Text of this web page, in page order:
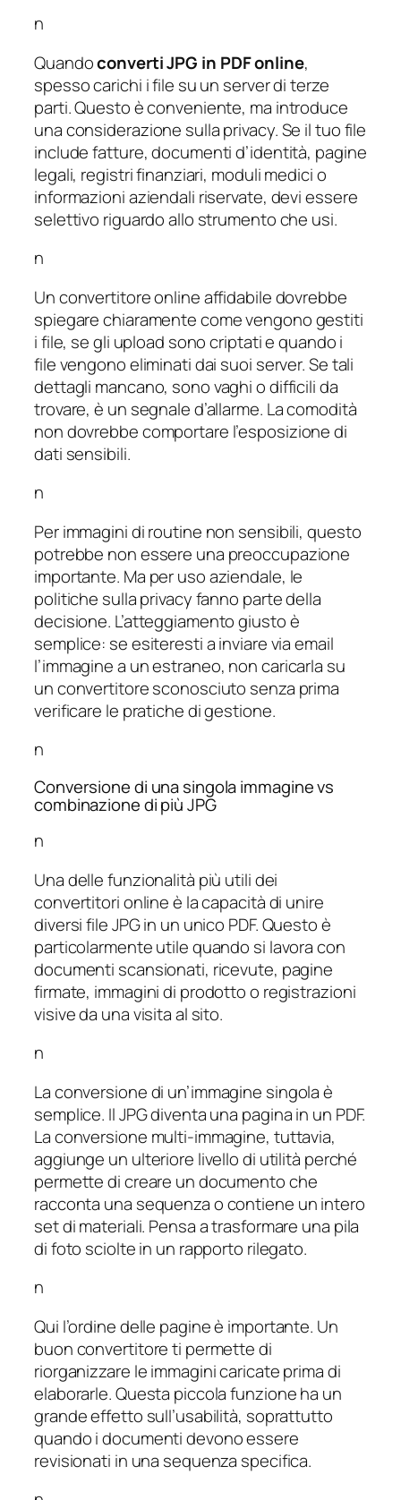
n
Quandoconverti JPG in PDF online,
spesso carichi i file su un server di terze
parti. Questo è conveniente, ma introduce
una considerazione sulla privacy. Se il tuo file
include fatture, documenti d’identità, pagine
legali, registri finanziari, moduli medici o
informazioni aziendali riservate, devi essere
selettivo riguardo allo strumento che usi.
n
Un convertitore online affidabile dovrebbe
spiegare chiaramente come vengono gestiti
i file, se gli upload sono criptati e quando i
file vengono eliminati dai suoi server. Se tali
dettagli mancano, sono vaghi o difficili da
trovare, è un segnale d’allarme. La comodità
non dovrebbe comportare l’esposizione di
dati sensibili.
n
Per immagini di routine non sensibili, questo
potrebbe non essere una preoccupazione
importante. Ma per uso aziendale, le
politiche sulla privacy fanno parte della
decisione. L’atteggiamento giusto è
semplice: se esiteresti a inviare via email
l’immagine a un estraneo, non caricarla su
un convertitore sconosciuto senza prima
verificare le pratiche di gestione.
n
Conversione di una singola immagine vs
combinazione di più JPG
n
Una delle funzionalità più utili dei
convertitori online è la capacità di unire
diversi file JPG in un unico PDF. Questo è
particolarmente utile quando si lavora con
documenti scansionati, ricevute, pagine
firmate, immagini di prodotto o registrazioni
visive da una visita al sito.
n
La conversione di un’immagine singola è
semplice. Il JPG diventa una pagina in un PDF.
La conversione multi-immagine, tuttavia,
aggiunge un ulteriore livello di utilità perché
permette di creare un documento che
racconta una sequenza o contiene un intero
set di materiali. Pensa a trasformare una pila
di foto sciolte in un rapporto rilegato.
n
Qui l’ordine delle pagine è importante. Un
buon convertitore ti permette di
riorganizzare le immagini caricate prima di
elaborarle. Questa piccola funzione ha un
grande effetto sull’usabilità, soprattutto
quando i documenti devono essere
revisionati in una sequenza specifica.